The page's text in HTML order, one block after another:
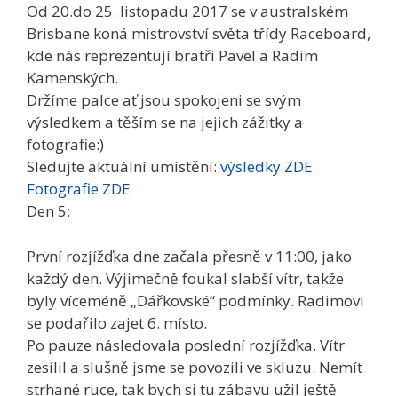
Od 20.do 25. listopadu 2017 se v australském
Brisbane koná mistrovství světa třídy Raceboard,
kde nás reprezentují bratři Pavel a Radim
Kamenských.
Držíme palce ať jsou spokojeni se svým
výsledkem a těším se na jejich zážitky a
fotografie:)
Sledujte aktuální umístění: výsledky ZDE
Fotografie ZDE
Den 5:
První rozjížďka dne začala přesně v 11:00, jako
každý den. Výjimečně foukal slabší vítr, takže
byly víceméně „Dářkovské“ podmínky. Radimovi
se podařilo zajet 6. místo.
Po pauze následovala poslední rozjížďka. Vítr
zesílil a slušně jsme se povozili ve skluzu. Nemít
strhané ruce, tak bych si tu zábavu užil ještě